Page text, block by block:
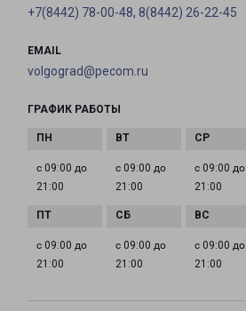
+7(8442) 78-00-48, 8(8442) 26-22-45
EMAIL
volgograd@pecom.ru
ГРАФИК РАБОТЫ
с 09:00 до
21:00
с 09:00 до
21:00
с 09:00 до
21:00
с 09:00 до
21:00
с 09:00 до
21:00
с 09:00 до
21:00